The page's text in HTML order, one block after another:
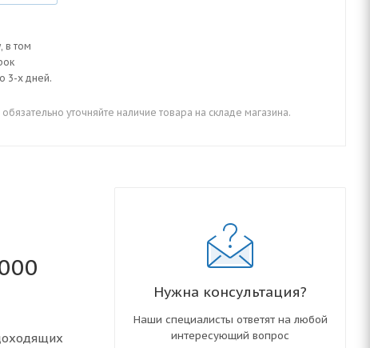
в том
3-х дней.
уточняйте наличие товара на складе магазина.
Нужна консультация?
Наши специалисты ответят на любой
интересующий вопрос